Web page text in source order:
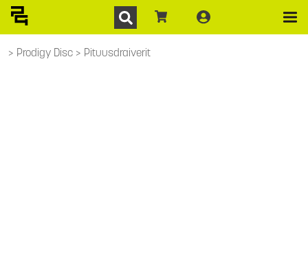
Prodigy Disc Pituusdraiverit